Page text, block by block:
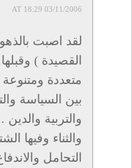
03/11/2006 AT 18:29
لقد اصبت
القصيدة )
متعددة
بين السياسة
والتربية
والثناء وفيها
التحامل